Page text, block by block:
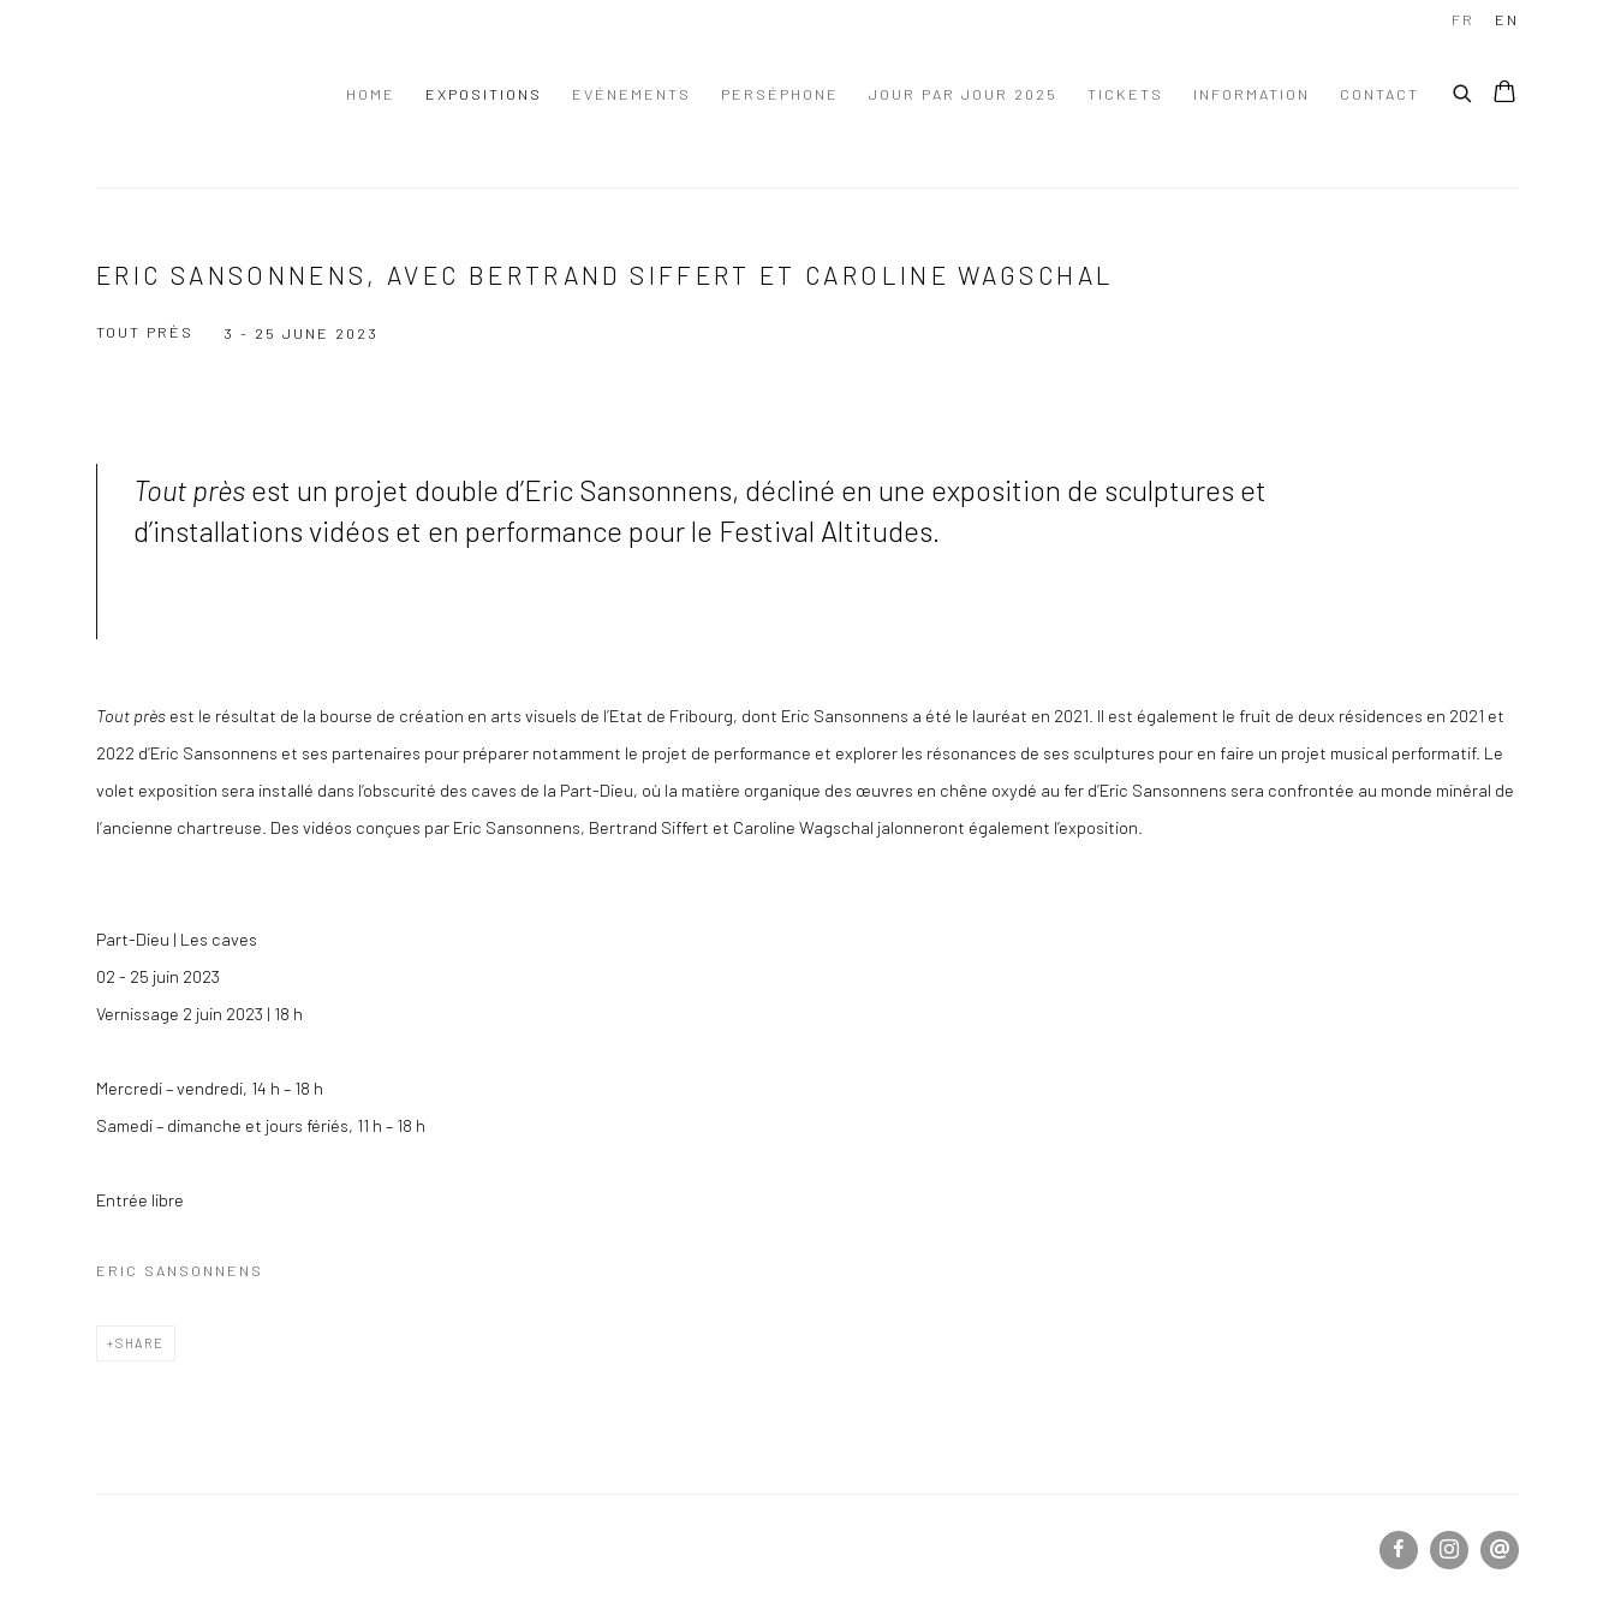
HOME EXPOSITIONS EVÉNEMENTS PERSÉPHONE JOUR PAR JOUR 2025 TICKETS INFORMATION CONTACT
FR EN
ERIC SANSONNENS, AVEC BERTRAND SIFFERT ET CAROLINE WAGSCHAL
TOUT PRÈS 3 - 25 JUNE 2023
Tout près est un projet double d’Eric Sansonnens, décliné en une exposition de sculptures et
d’installations vidéos et en performance pour le Festival Altitudes.
Tout près est le résultat de la bourse de création en arts visuels de l’Etat de Fribourg, dont Eric Sansonnens a été le lauréat en 2021. Il est également le fruit de deux résidences en 2021 et
2022 d’Eric Sansonnens et ses partenaires pour préparer notamment le projet de performance et explorer les résonances de ses sculptures pour en faire un projet musical performatif. Le
volet exposition sera installé dans l’obscurité des caves de la Part-Dieu, où la matière organique des œuvres en chêne oxydé au fer d’Eric Sansonnens sera confrontée au monde minéral de
l’ancienne chartreuse. Des vidéos conçues par Eric Sansonnens, Bertrand Siffert et Caroline Wagschal jalonneront également l’exposition.
Part-Dieu | Les caves
02 - 25 juin 2023
Vernissage 2 juin 2023 | 18 h
Mercredi – vendredi, 14 h – 18 h
Samedi – dimanche et jours fériés, 11 h – 18 h
Entrée libre
ERIC SANSONNENS
SHARE